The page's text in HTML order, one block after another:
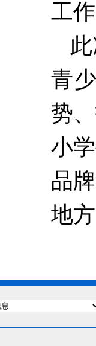
工
青
势
小
品
地